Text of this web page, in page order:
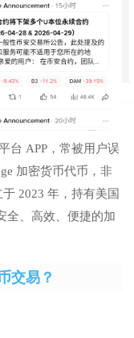
台 APP，常被用户误
加密货币代币，非
2023 年，持有美国
全、高效、便捷的加
交易？